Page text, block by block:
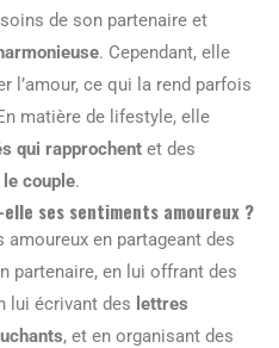
de son partenaire et
. Cependant, elle
l’amour, ce qui la rend parfois
matière de lifestyle, elle
qui rapprochent et des
couple.
ses sentiments amoureux ?
amoureux en partageant des
partenaire, en lui offrant des
lui écrivant des lettres
, et en organisant des